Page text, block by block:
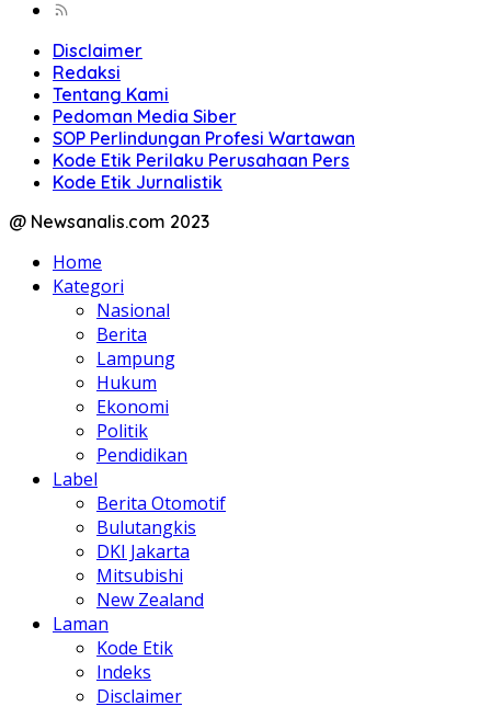
Disclaimer
Redaksi
Tentang Kami
Pedoman Media Siber
SOP Perlindungan Profesi Wartawan
Kode Etik Perilaku Perusahaan Pers
Kode Etik Jurnalistik
@ Newsanalis.com 2023
Home
Kategori
Nasional
Berita
Lampung
Hukum
Ekonomi
Politik
Pendidikan
Label
Berita Otomotif
Bulutangkis
DKI Jakarta
Mitsubishi
New Zealand
Laman
Kode Etik
Indeks
Disclaimer